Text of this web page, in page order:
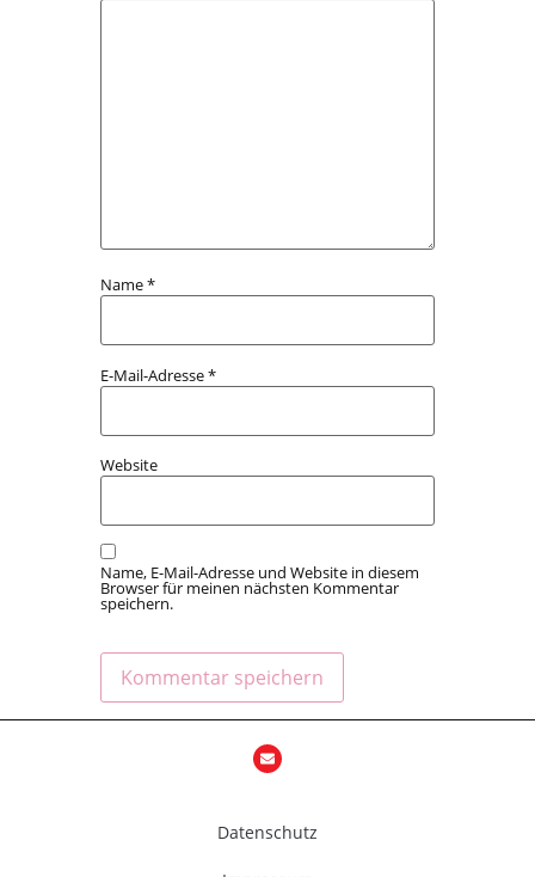
Name*
E-Mail-Adresse*
Website
Name, E-Mail-Adresse und Website in diesem
Browser für meinen nächsten Kommentar
speichern.
Datenschutz